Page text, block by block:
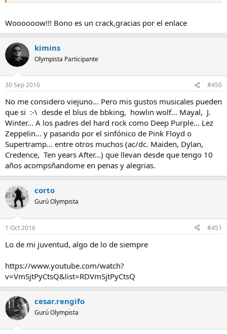
Woooooow!!! Bono es un crack,gracias por el enlace
kimins
Olympista Participante
30 Sep 2016 #450
No me considero viejuno... Pero mis gustos musicales pueden
que si :-\ desde el blus de bbking, howlin wolf... Mayal, J.
Winter... A los padres del hard rock como Deep Purple... Lez
Zeppelin... y pasando por el sinfónico de Pink Floyd o
Supertramp... entre otros muchos (ac/dc. Maiden, Dylan,
Credence, Ten years After...) que llevan desde que tengo 10
años acompsñandome en penas y alegrias.
corto
Gurú Olympista
1 Oct 2016 #451
Lo de mi juventud, algo de lo de siempre
https://www.youtube.com/watch?
v=VmSjtPyCtsQ&list=RDVmSjtPyCtsQ
cesar.rengifo
Gurú Olympista